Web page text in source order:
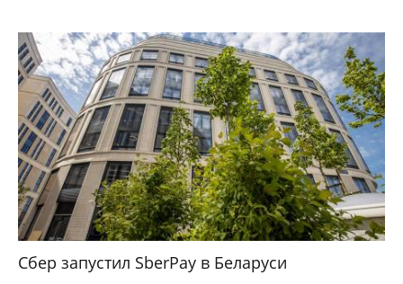
Сбер запустил SberPay в Беларуси